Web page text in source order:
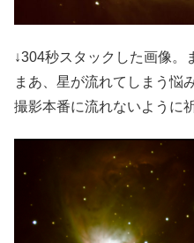
↓304秒スタックした画像。
まあ、星が流れてしまう悩
撮影本番に流れないように